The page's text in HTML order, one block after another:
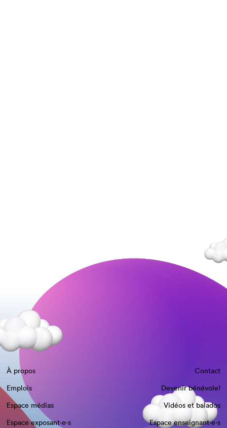
À propos
Contact
Emplois
Devenir bénévole!
Espace médias
Vidéos et balados
Espace exposant·e⋅s
Espace enseignant·e⋅s